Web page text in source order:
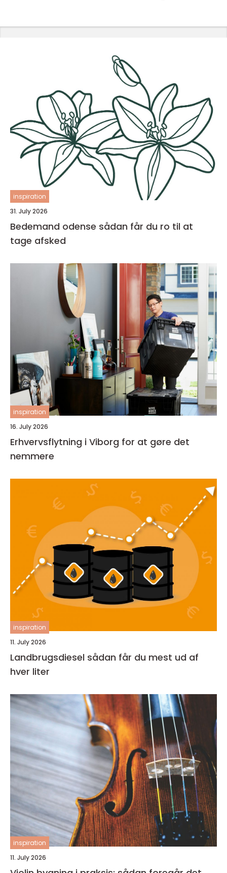
inspiration
31. July 2026
Bedemand odense sådan får du ro til at
tage afsked
inspiration
16. July 2026
Erhvervsflytning i Viborg for at gøre det
nemmere
inspiration
11. July 2026
Landbrugsdiesel sådan får du mest ud af
hver liter
inspiration
11. July 2026